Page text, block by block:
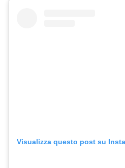
Visualizza questo post su